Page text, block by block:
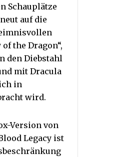
Schauplätze
auf die
of the Dragon“,
den Diebstahl
mit Dracula
in
wird.
Version von
Legacy ist